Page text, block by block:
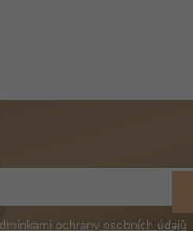
ochrany osobních údajů